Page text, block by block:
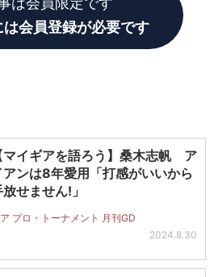
会員登録が必要です
マイギアを語ろう】桑木志帆 ア
アンは8年愛用「打感がいいから
せません!」
プロ・トーナメント 月刊GD
2024.8.30